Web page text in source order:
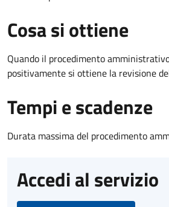
Cosa si ottiene
Quando il procedimento
positivamente si ottiene la revisione
Tempi e scadenze
Durata massima del procedimento
Accedi al servizio